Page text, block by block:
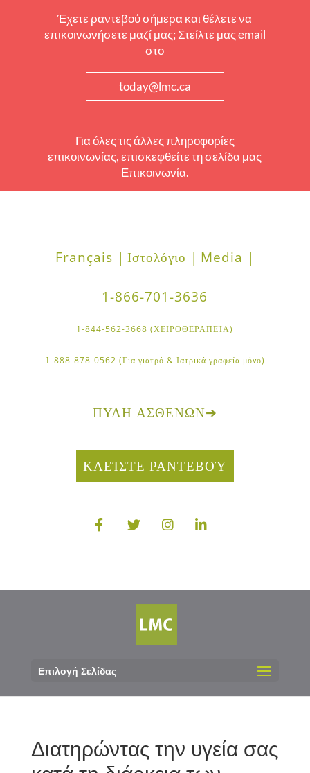
Έχετε ραντεβού σήμερα και θέλετε να
επικοινωνήσετε μαζί μας; Στείλτε μας email
στο
today@lmc.ca
Για όλες τις άλλες πληροφορίες
επικοινωνίας, επισκεφθείτε τη σελίδα μας
Επικοινωνία.
Français | Ιστολόγιο | Media |
1-866-701-3636
1-844-562-3668 (ΧΕΙΡΟΘΕΡΑΠΕΊΑ)
1-888-878-0562 (Για γιατρό & Ιατρικά γραφεία μόνο)
ΠΎΛΗ ΑΣΘΕΝΏΝ➔
ΚΛΕΊΣΤΕ ΡΑΝΤΕΒΟΎ
Επιλογή Σελίδας
Διατηρώντας την υγεία σας